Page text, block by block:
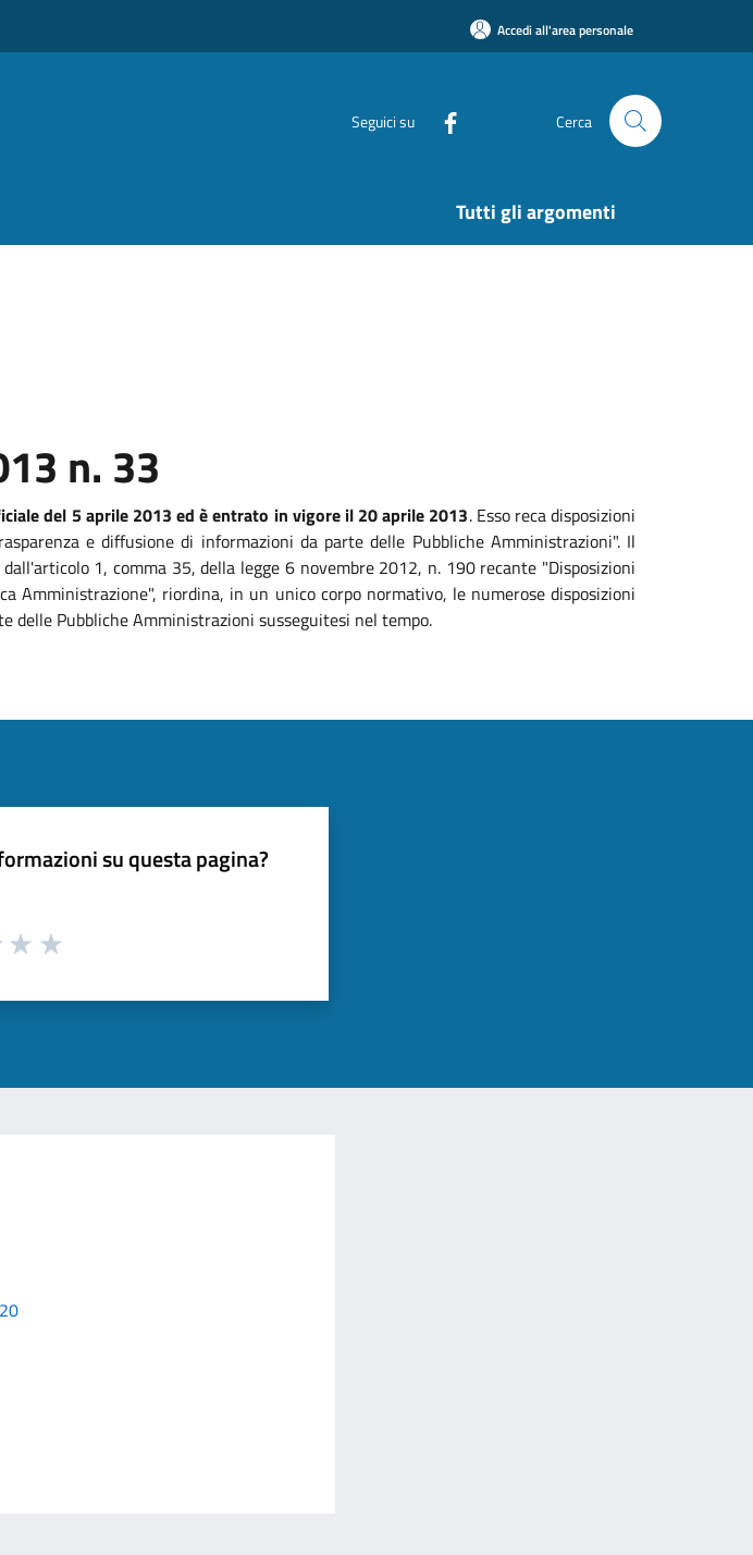
Accedi all'area personale
Seguici su Cerca
Tutti gli argomenti
n. 33
del 5 aprile 2013 ed è entrato in vigore il 20 aprile 2013. Esso reca disposizioni
e diffusione di informazioni da parte delle Pubbliche Amministrazioni". Il
1, comma 35, della legge 6 novembre 2012, n. 190 recante "Disposizioni
Amministrazione", riordina, in un unico corpo normativo, le numerose disposizioni
delle Pubbliche Amministrazioni susseguitesi nel tempo.
su questa pagina?